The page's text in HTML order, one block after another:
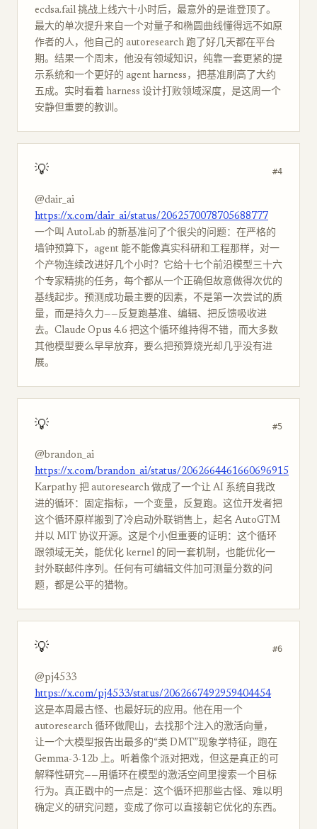
ecdsa.fail 挑战上线六十小时后，最意外的是谁登顶了。
最大的单次提升来自一个对量子和椭圆曲线懂得远不如原
作者的人，他自己的 autoresearch 跑了好几天都在平台
期。结果一个周末，他没有领域知识，纯靠一套更紧的提
示系统和一个更好的 agent harness，把基准刷高了大约
五成。实时看着 harness 设计打败领域深度，是这周一个
安静但重要的教训。
💡 #4
@dair_ai
https://x.com/dair_ai/status/2062570078705688777
一个叫 AutoLab 的新基准问了个很尖的问题：在严格的
墙钟预算下，agent 能不能像真实科研和工程那样，对一
个产物连续改进好几个小时？它给十七个前沿模型三十六
个专家精挑的任务，每个都从一个正确但故意做得次优的
基线起步。预测成功最主要的因素，不是第一次尝试的质
量，而是持久力——反复跑基准、编辑、把反馈吸收进
去。Claude Opus 4.6 把这个循环维持得不错，而大多数
其他模型要么早早放弃，要么把预算烧光却几乎没有进
展。
💡 #5
@brandon_ai
https://x.com/brandon_ai/status/2062664461660696915
Karpathy 把 autoresearch 做成了一个让 AI 系统自我改
进的循环：固定指标，一个变量，反复跑。这位开发者把
这个循环原样搬到了冷启动外联销售上，起名 AutoGTM
并以 MIT 协议开源。这是个小但重要的证明：这个循环
跟领域无关，能优化 kernel 的同一套机制，也能优化一
封外联邮件序列。任何有可编辑文件加可测量分数的问
题，都是公平的猎物。
💡 #6
@pj4533
https://x.com/pj4533/status/2062667492959404454
这是本周最古怪、也最好玩的应用。他在用一个
autoresearch 循环做爬山，去找那个注入的激活向量，
让一个大模型报告出最多的“类 DMT”现象学特征，跑在
Gemma-3-12b 上。听着像个派对把戏，但这是真正的可
解释性研究——用循环在模型的激活空间里搜索一个目标
行为。真正戳中的一点是：这个循环把那些古怪、难以明
确定义的研究问题，变成了你可以直接朝它优化的东西。